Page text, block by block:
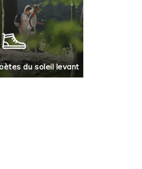
du soleil levant